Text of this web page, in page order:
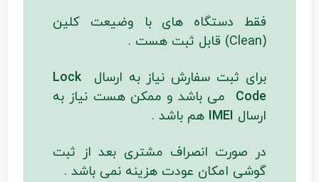
فقط دستگاه های با وضیعت کلین
(Clean) قابل ثبت هست .
برای ثبت سفارش نیاز به ارسال Lock
Code می باشد و ممکن هست نیاز به
ارسال IMEI هم باشد .
در صورت انصراف مشتری بعد از ثبت
گوشی امکان عودت هزینه نمی باشد .